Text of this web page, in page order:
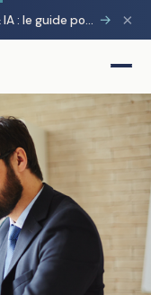
HubSpot & IA : le guide pour gagner 10 heures par semaine → ×